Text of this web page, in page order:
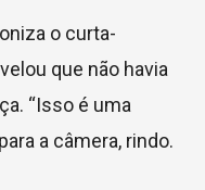
o curta-
que não havia
“Isso é uma
a câmera, rindo.